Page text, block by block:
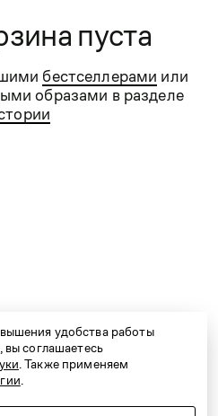
пуста
бестселлерами или
образами в разделе
и женская одежда
торжеств и на каждый
удобства работы
вы соглашаетесь
. Также применяем